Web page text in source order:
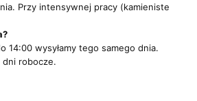
Przy intensywnej pracy (kamieniste
14:00 wysyłamy tego samego dnia.
dni robocze.